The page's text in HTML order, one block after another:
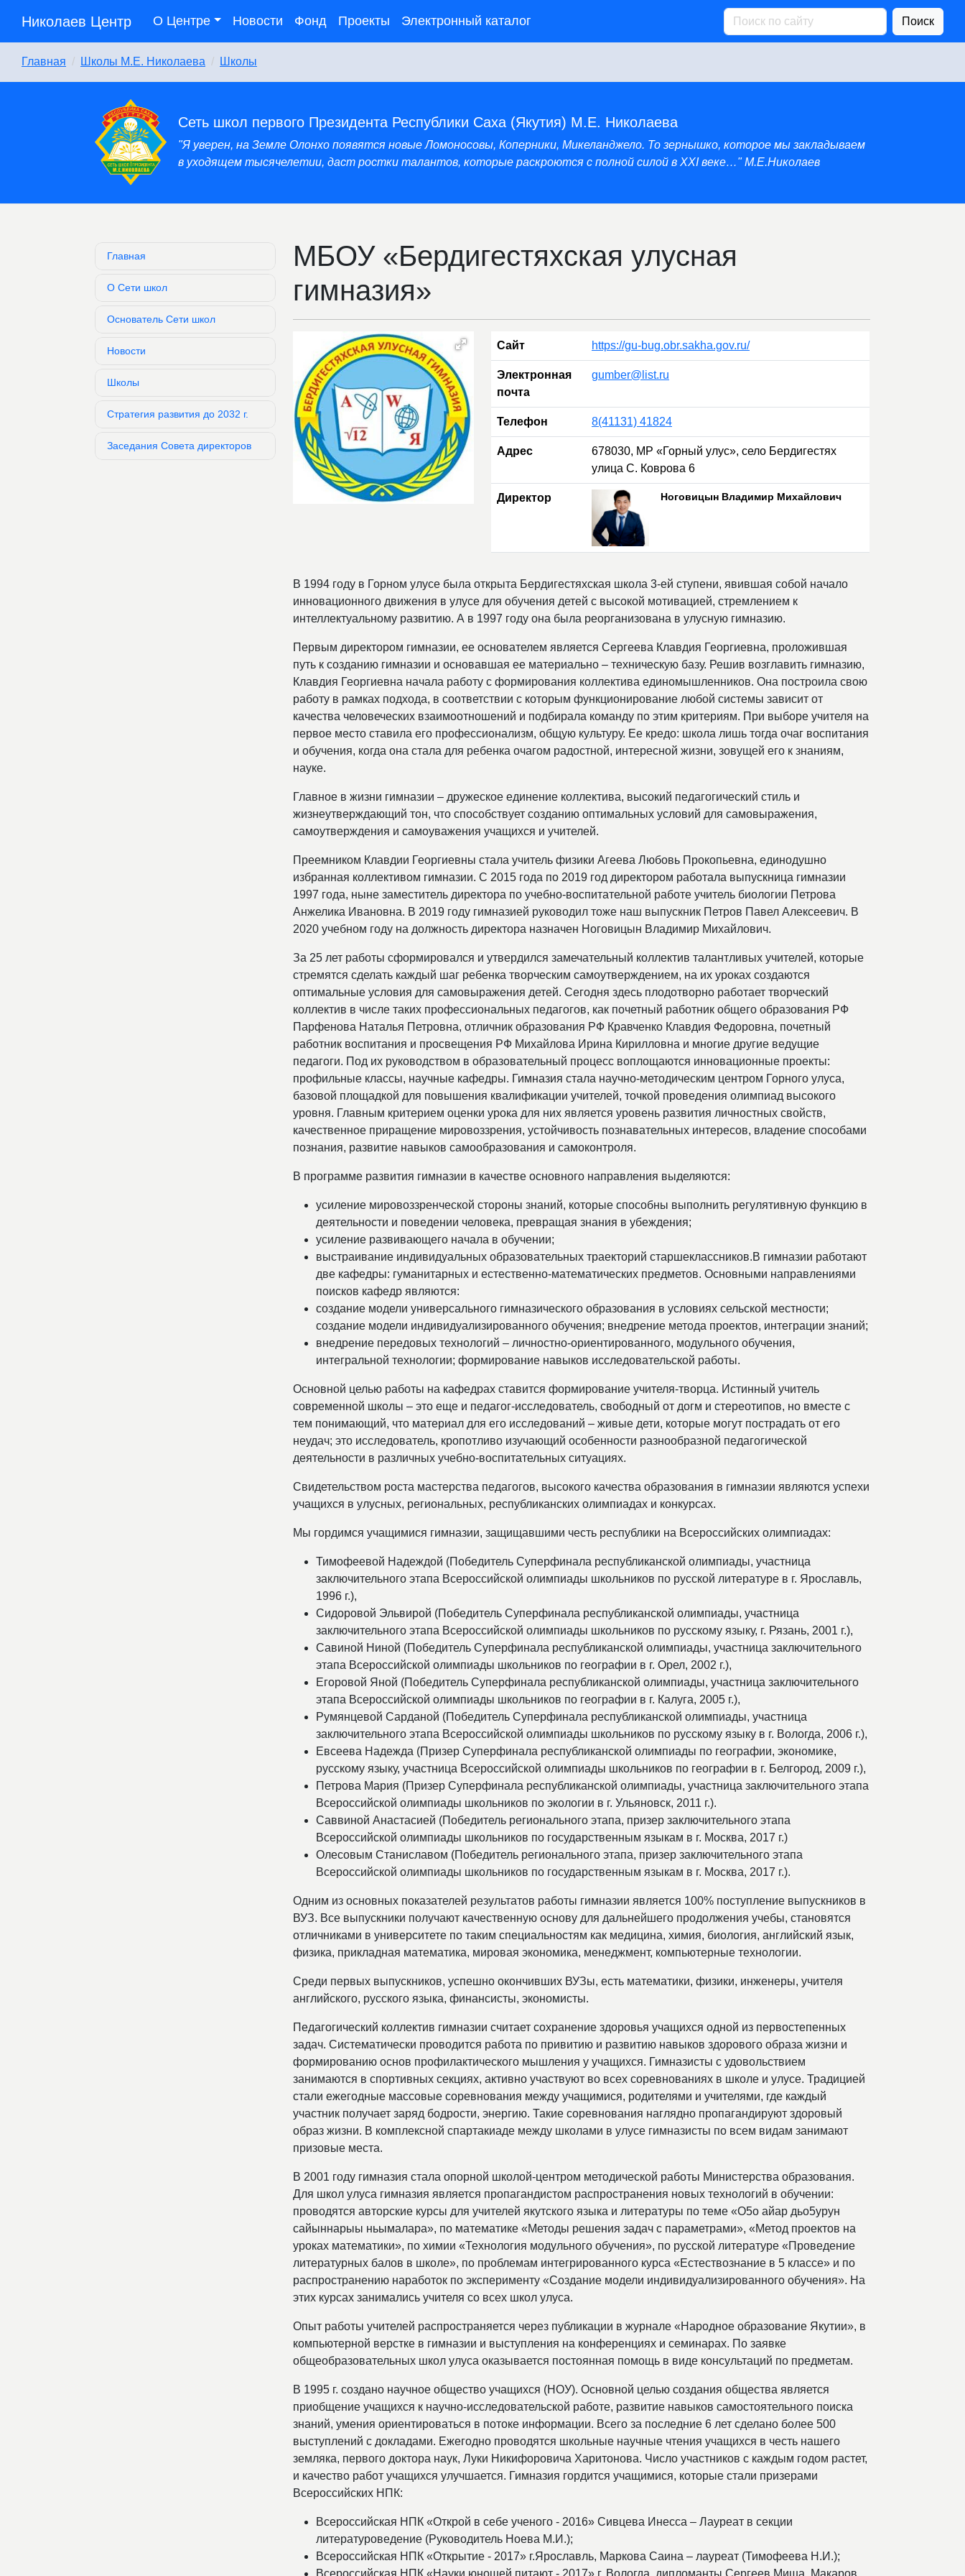
Николаев Центр О Центре Новости Фонд Проекты Электронный каталог Поиск
Главная Школы М.Е. Николаева Школы
Сеть школ первого Президента Республики Саха (Якутия) М.Е. Николаева
"Я уверен, на Земле Олонхо появятся новые Ломоносовы, Коперники, Микеланджело. То зернышко, которое мы закладываем
в уходящем тысячелетии, даст ростки талантов, которые раскроются с полной силой в XXI веке…" М.Е.Николаев
Главная
О Сети школ
Основатель Сети школ
Новости
Школы
Стратегия развития до 2032 г.
Заседания Совета директоров
МБОУ «Бердигестяхская улусная
гимназия»
Сайт https://gu-bug.obr.sakha.gov.ru/
Электронная
почта
gumber@list.ru
Телефон 8(41131) 41824
Адрес
678030, МР «Горный улус», село Бердигестях
улица С. Коврова 6
Директор Ноговицын Владимир Михайлович
В 1994 году в Горном улусе была открыта Бердигестяхская школа 3-ей ступени, явившая собой начало
инновационного движения в улусе для обучения детей с высокой мотивацией, стремлением к
интеллектуальному развитию. А в 1997 году она была реорганизована в улусную гимназию.
Первым директором гимназии, ее основателем является Сергеева Клавдия Георгиевна, проложившая
путь к созданию гимназии и основавшая ее материально – техническую базу. Решив возглавить гимназию,
Клавдия Георгиевна начала работу с формирования коллектива единомышленников. Она построила свою
работу в рамках подхода, в соответствии с которым функционирование любой системы зависит от
качества человеческих взаимоотношений и подбирала команду по этим критериям. При выборе учителя на
первое место ставила его профессионализм, общую культуру. Ее кредо: школа лишь тогда очаг воспитания
и обучения, когда она стала для ребенка очагом радостной, интересной жизни, зовущей его к знаниям,
науке.
Главное в жизни гимназии – дружеское единение коллектива, высокий педагогический стиль и
жизнеутверждающий тон, что способствует созданию оптимальных условий для самовыражения,
самоутверждения и самоуважения учащихся и учителей.
Преемником Клавдии Георгиевны стала учитель физики Агеева Любовь Прокопьевна, единодушно
избранная коллективом гимназии. С 2015 года по 2019 год директором работала выпускница гимназии
1997 года, ныне заместитель директора по учебно-воспитательной работе учитель биологии Петрова
Анжелика Ивановна. В 2019 году гимназией руководил тоже наш выпускник Петров Павел Алексеевич. В
2020 учебном году на должность директора назначен Ноговицын Владимир Михайлович.
За 25 лет работы сформировался и утвердился замечательный коллектив талантливых учителей, которые
стремятся сделать каждый шаг ребенка творческим самоутверждением, на их уроках создаются
оптимальные условия для самовыражения детей. Сегодня здесь плодотворно работает творческий
коллектив в числе таких профессиональных педагогов, как почетный работник общего образования РФ
Парфенова Наталья Петровна, отличник образования РФ Кравченко Клавдия Федоровна, почетный
работник воспитания и просвещения РФ Михайлова Ирина Кирилловна и многие другие ведущие
педагоги. Под их руководством в образовательный процесс воплощаются инновационные проекты:
профильные классы, научные кафедры. Гимназия стала научно-методическим центром Горного улуса,
базовой площадкой для повышения квалификации учителей, точкой проведения олимпиад высокого
уровня. Главным критерием оценки урока для них является уровень развития личностных свойств,
качественное приращение мировоззрения, устойчивость познавательных интересов, владение способами
познания, развитие навыков самообразования и самоконтроля.
В программе развития гимназии в качестве основного направления выделяются:
усиление мировоззренческой стороны знаний, которые способны выполнить регулятивную функцию в
деятельности и поведении человека, превращая знания в убеждения;
усиление развивающего начала в обучении;
выстраивание индивидуальных образовательных траекторий старшеклассников.В гимназии работают
две кафедры: гуманитарных и естественно-математических предметов. Основными направлениями
поисков кафедр являются:
создание модели универсального гимназического образования в условиях сельской местности;
создание модели индивидуализированного обучения; внедрение метода проектов, интеграции знаний;
внедрение передовых технологий – личностно-ориентированного, модульного обучения,
интегральной технологии; формирование навыков исследовательской работы.
Основной целью работы на кафедрах ставится формирование учителя-творца. Истинный учитель
современной школы – это еще и педагог-исследователь, свободный от догм и стереотипов, но вместе с
тем понимающий, что материал для его исследований – живые дети, которые могут пострадать от его
неудач; это исследователь, кропотливо изучающий особенности разнообразной педагогической
деятельности в различных учебно-воспитательных ситуациях.
Свидетельством роста мастерства педагогов, высокого качества образования в гимназии являются успехи
учащихся в улусных, региональных, республиканских олимпиадах и конкурсах.
Мы гордимся учащимися гимназии, защищавшими честь республики на Всероссийских олимпиадах:
Тимофеевой Надеждой (Победитель Суперфинала республиканской олимпиады, участница
заключительного этапа Всероссийской олимпиады школьников по русской литературе в г. Ярославль,
1996 г.),
Сидоровой Эльвирой (Победитель Суперфинала республиканской олимпиады, участница
заключительного этапа Всероссийской олимпиады школьников по русскому языку, г. Рязань, 2001 г.),
Савиной Ниной (Победитель Суперфинала республиканской олимпиады, участница заключительного
этапа Всероссийской олимпиады школьников по географии в г. Орел, 2002 г.),
Егоровой Яной (Победитель Суперфинала республиканской олимпиады, участница заключительного
этапа Всероссийской олимпиады школьников по географии в г. Калуга, 2005 г.),
Румянцевой Сарданой (Победитель Суперфинала республиканской олимпиады, участница
заключительного этапа Всероссийской олимпиады школьников по русскому языку в г. Вологда, 2006 г.),
Евсеева Надежда (Призер Суперфинала республиканской олимпиады по географии, экономике,
русскому языку, участница Всероссийской олимпиады школьников по географии в г. Белгород, 2009 г.),
Петрова Мария (Призер Суперфинала республиканской олимпиады, участница заключительного этапа
Всероссийской олимпиады школьников по экологии в г. Ульяновск, 2011 г.).
Саввиной Анастасией (Победитель регионального этапа, призер заключительного этапа
Всероссийской олимпиады школьников по государственным языкам в г. Москва, 2017 г.)
Олесовым Станиславом (Победитель регионального этапа, призер заключительного этапа
Всероссийской олимпиады школьников по государственным языкам в г. Москва, 2017 г.).
Одним из основных показателей результатов работы гимназии является 100% поступление выпускников в
ВУЗ. Все выпускники получают качественную основу для дальнейшего продолжения учебы, становятся
отличниками в университете по таким специальностям как медицина, химия, биология, английский язык,
физика, прикладная математика, мировая экономика, менеджмент, компьютерные технологии.
Среди первых выпускников, успешно окончивших ВУЗы, есть математики, физики, инженеры, учителя
английского, русского языка, финансисты, экономисты.
Педагогический коллектив гимназии считает сохранение здоровья учащихся одной из первостепенных
задач. Систематически проводится работа по привитию и развитию навыков здорового образа жизни и
формированию основ профилактического мышления у учащихся. Гимназисты с удовольствием
занимаются в спортивных секциях, активно участвуют во всех соревнованиях в школе и улусе. Традицией
стали ежегодные массовые соревнования между учащимися, родителями и учителями, где каждый
участник получает заряд бодрости, энергию. Такие соревнования наглядно пропагандируют здоровый
образ жизни. В комплексной спартакиаде между школами в улусе гимназисты по всем видам занимают
призовые места.
В 2001 году гимназия стала опорной школой-центром методической работы Министерства образования.
Для школ улуса гимназия является пропагандистом распространения новых технологий в обучении:
проводятся авторские курсы для учителей якутского языка и литературы по теме «О5о айар дьо5урун
сайыннарыы ньымалара», по математике «Методы решения задач с параметрами», «Метод проектов на
уроках математики», по химии «Технология модульного обучения», по русской литературе «Проведение
литературных балов в школе», по проблемам интегрированного курса «Естествознание в 5 классе» и по
распространению наработок по эксперименту «Создание модели индивидуализированного обучения». На
этих курсах занимались учителя со всех школ улуса.
Опыт работы учителей распространяется через публикации в журнале «Народное образование Якутии», в
компьютерной верстке в гимназии и выступления на конференциях и семинарах. По заявке
общеобразовательных школ улуса оказывается постоянная помощь в виде консультаций по предметам.
В 1995 г. создано научное общество учащихся (НОУ). Основной целью создания общества является
приобщение учащихся к научно-исследовательской работе, развитие навыков самостоятельного поиска
знаний, умения ориентироваться в потоке информации. Всего за последние 6 лет сделано более 500
выступлений с докладами. Ежегодно проводятся школьные научные чтения учащихся в честь нашего
земляка, первого доктора наук, Луки Никифоровича Харитонова. Число участников с каждым годом растет,
и качество работ учащихся улучшается. Гимназия гордится учащимися, которые стали призерами
Всероссийских НПК:
Всероссийская НПК «Открой в себе ученого - 2016» Сивцева Инесса – Лауреат в секции
литературоведение (Руководитель Ноева М.И.);
Всероссийская НПК «Открытие - 2017» г.Ярославль, Маркова Саина – лауреат (Тимофеева Н.И.);
Всероссийская НПК «Науки юношей питают - 2017» г. Вологда, дипломанты Сергеев Миша, Макаров